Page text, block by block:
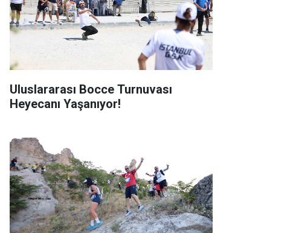
Uluslararası Bocce Turnuvası
Heyecanı Yaşanıyor!